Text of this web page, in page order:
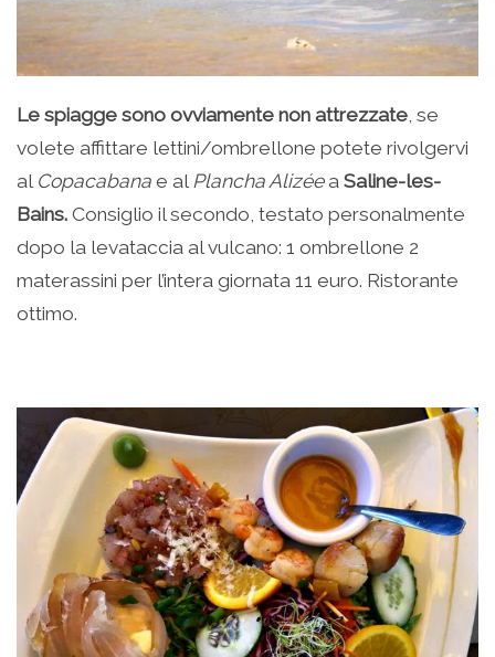
Le spiagge sono ovviamente non attrezzate , se
volete affittare lettini/ombrellone potete rivolgervi
al Copacabana e al Plancha Alizéea Saline-les-
Bains. Consiglio il secondo, testato personalmente
dopo la levataccia al vulcano: 1 ombrellone 2
materassini per l’intera giornata 11 euro. Ristorante
ottimo.